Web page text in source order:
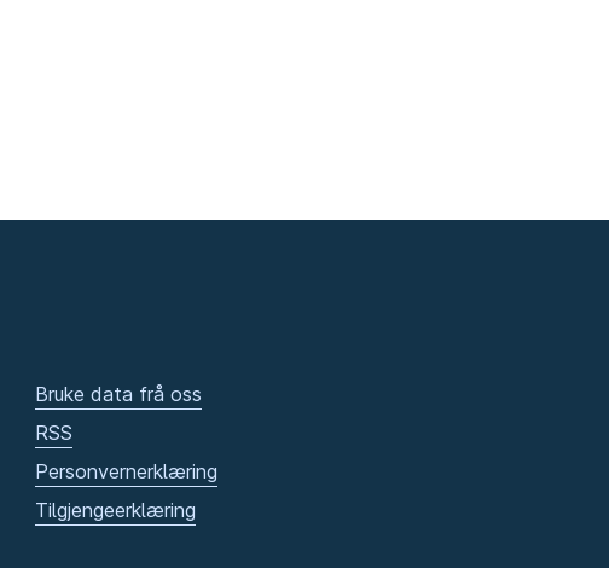
Bruke data frå oss
RSS
Personvernerklæring
Tilgjengeerklæring